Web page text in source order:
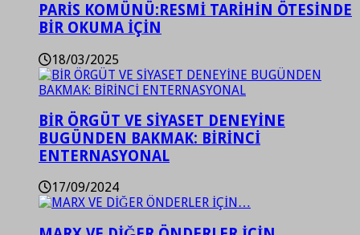
PARİS KOMÜNÜ:RESMİ TARİHİN ÖTESİNDE
BİR OKUMA İÇİN
18/03/2025
BİR ÖRGÜT VE SİYASET DENEYİNE
BUGÜNDEN BAKMAK: BİRİNCİ
ENTERNASYONAL
17/09/2024